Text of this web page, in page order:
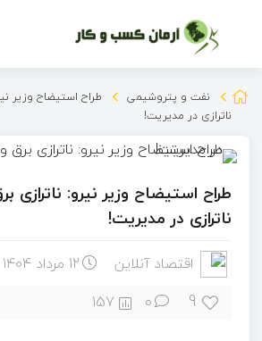
نفت و پتروشیمی
طراح استیضاح وزیر
ناترازی در مدیریت!
طراح استیضاح وزیر نیرو:
ناترازی در مدیریت!
اقتصاد آنلاین 12 مرداد 1404
9 ۰ 157